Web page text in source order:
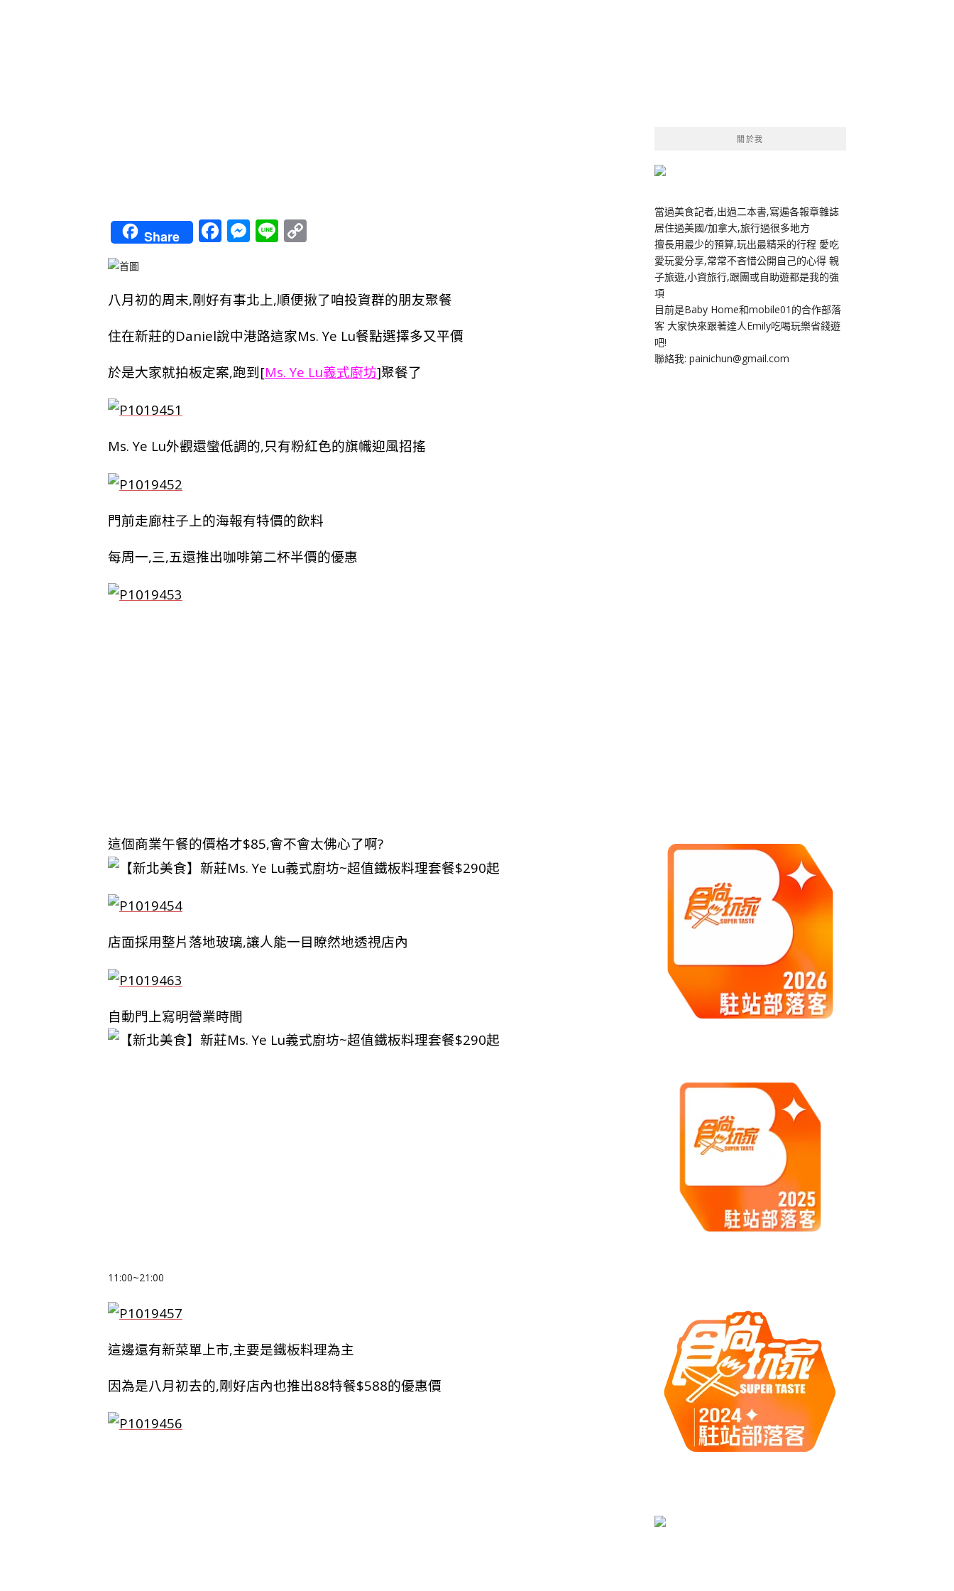
Share Facebook
Messenger
Line
八月初的周末,剛好有事北上,順便揪了咱投資群的朋友聚餐
住在新莊的Daniel說中港路這家Ms. Ye Lu餐點選擇多又平價
於是大家就拍板定案,跑到[Ms. Ye Lu義式廚坊]聚餐了
Ms. Ye Lu外觀還蠻低調的,只有粉紅色的旗幟迎風招搖
門前走廊柱子上的海報有特價的飲料
每周一,三,五還推出咖啡第二杯半價的優惠
這個商業午餐的價格才$85,會不會太佛心了啊?
店面採用整片落地玻璃,讓人能一目瞭然地透視店內
自動門上寫明營業時間
11:00~21:00
這邊還有新菜單上市,主要是鐵板料理為主
因為是八月初去的,剛好店內也推出88特餐$588的優惠價
關於我
當過美食記者,出過二本書,寫遍各報章雜誌
居住過美國/加拿大,旅行過很多地方
擅長用最少的預算,玩出最精采的行程 愛吃
愛玩愛分享,常常不吝惜公開自己的心得 親
子旅遊,小資旅行,跟團或自助遊都是我的強
項
目前是Baby Home和mobile01的合作部落
客 大家快來跟著達人Emily吃喝玩樂省錢遊
吧!
聯絡我: painichun@gmail.com